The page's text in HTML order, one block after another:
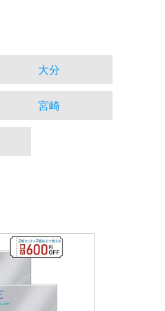
大分
宮崎